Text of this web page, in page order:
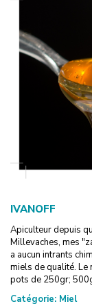
IVANOFF
Apiculteur depuis
Millevaches, mes
a aucun intrants
miels de qualité.
pots de 250gr;
Catégorie: Miel